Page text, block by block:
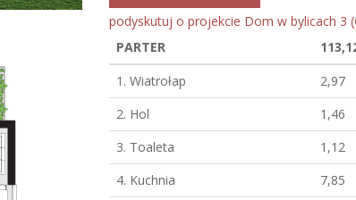
podyskutuj o projekcie Dom w bylicach 3
PARTER
1. Wiatrołap
2,97
2. Hol
1,46
3. Toaleta
1,12
4. Kuchnia
7,85